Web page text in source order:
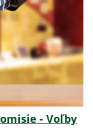
- Voľby